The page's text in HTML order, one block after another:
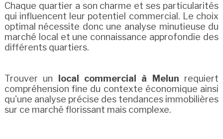
Chaque quartier a son charme et ses particularités
qui influencent leur potentiel commercial. Le choix
optimal nécessite donc une analyse minutieuse du
marché local et une connaissance approfondie des
différents quartiers.
Trouver un local commercial à Melun requiert
compréhension fine du contexte économique ainsi
qu'une analyse précise des tendances immobilières
sur ce marché florissant mais complexe.